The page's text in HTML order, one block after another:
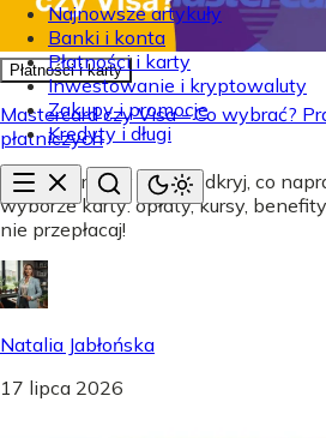
Najnowsze artykuły
Banki i konta
Płatności i karty
Inwestowanie i kryptowaluty
Zakupy i promocje
Kredyty i długi
Płatności i karty
Mastercard czy Visa - Co wybrać?
płatniczych
Mastercard czy Visa? Odkryj, co
wyborze karty: opłaty, kursy,
nie przepłacaj!
Natalia Jabłońska
17 lipca 2026